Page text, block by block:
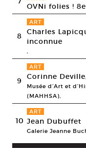
OVNi folies !
8
ART
Charles
inconnue
,
9
ART
Corinne
Musée d’Art et
(MAHHSA),
10
ART
Jean Dubuffet
Galerie Jeanne